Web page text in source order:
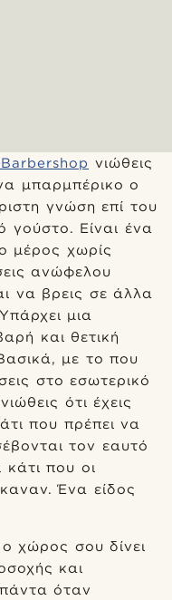
νιώθεις
μπαρμπέρικο ο
γνώση επί του
γούστο. Είναι ένα
μέρος χωρίς
ανώφελου
να βρεις σε άλλα
μια
και θετική
με το που
στο εσωτερικό
ότι έχεις
που πρέπει να
τον εαυτό
κάτι που οι
Ένα είδος
χώρος σου δίνει
και
όταν